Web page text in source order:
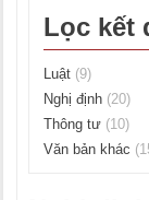
Lọc kết
Luật (9)
Nghị định (20)
Thông tư (10)
Văn bản khác